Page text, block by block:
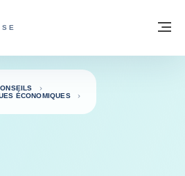
FOR TRADE - PAGE
ÉCONOMIQUES